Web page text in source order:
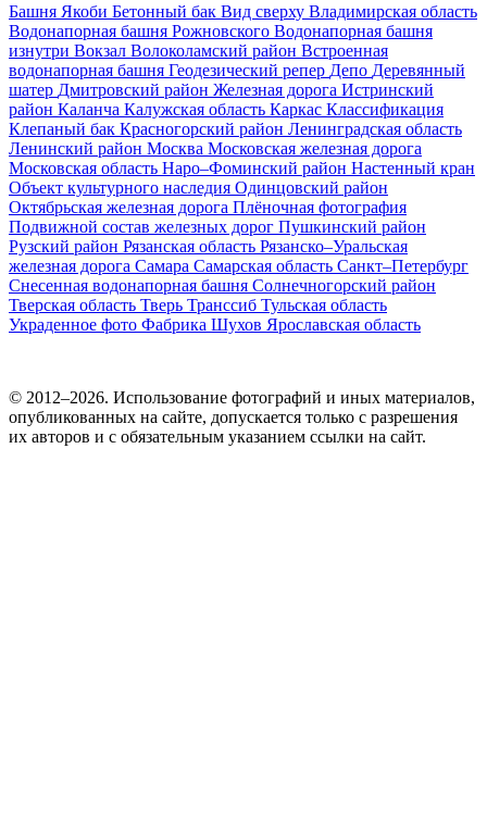
Башня Якоби Бетонный бак Вид сверху Владимирская область
Водонапорная башня Рожновского Водонапорная башня
изнутри Вокзал Волоколамский район Встроенная
водонапорная башня Геодезический репер Депо Деревянный
шатер Дмитровский район Железная дорога Истринский
район Каланча Калужская область Каркас Классификация
Клепаный бак Красногорский район Ленинградская область
Ленинский район Москва Московская железная дорога
Московская область Наро–Фоминский район Настенный кран
Объект культурного наследия Одинцовский район
Октябрьская железная дорога Плёночная фотография
Подвижной состав железных дорог Пушкинский район
Рузский район Рязанская область Рязанско–Уральская
железная дорога Самара Самарская область Санкт–Петербург
Снесенная водонапорная башня Солнечногорский район
Тверская область Тверь Транссиб Тульская область
Украденное фото Фабрика Шухов Ярославская область
© 2012–2026. Использование фотографий и иных материалов,
опубликованных на сайте, допускается только с разрешения
их авторов и c обязательным указанием ссылки на сайт.